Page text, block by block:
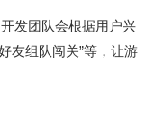
发团队会根据用户兴
友组队闯关”等，让游